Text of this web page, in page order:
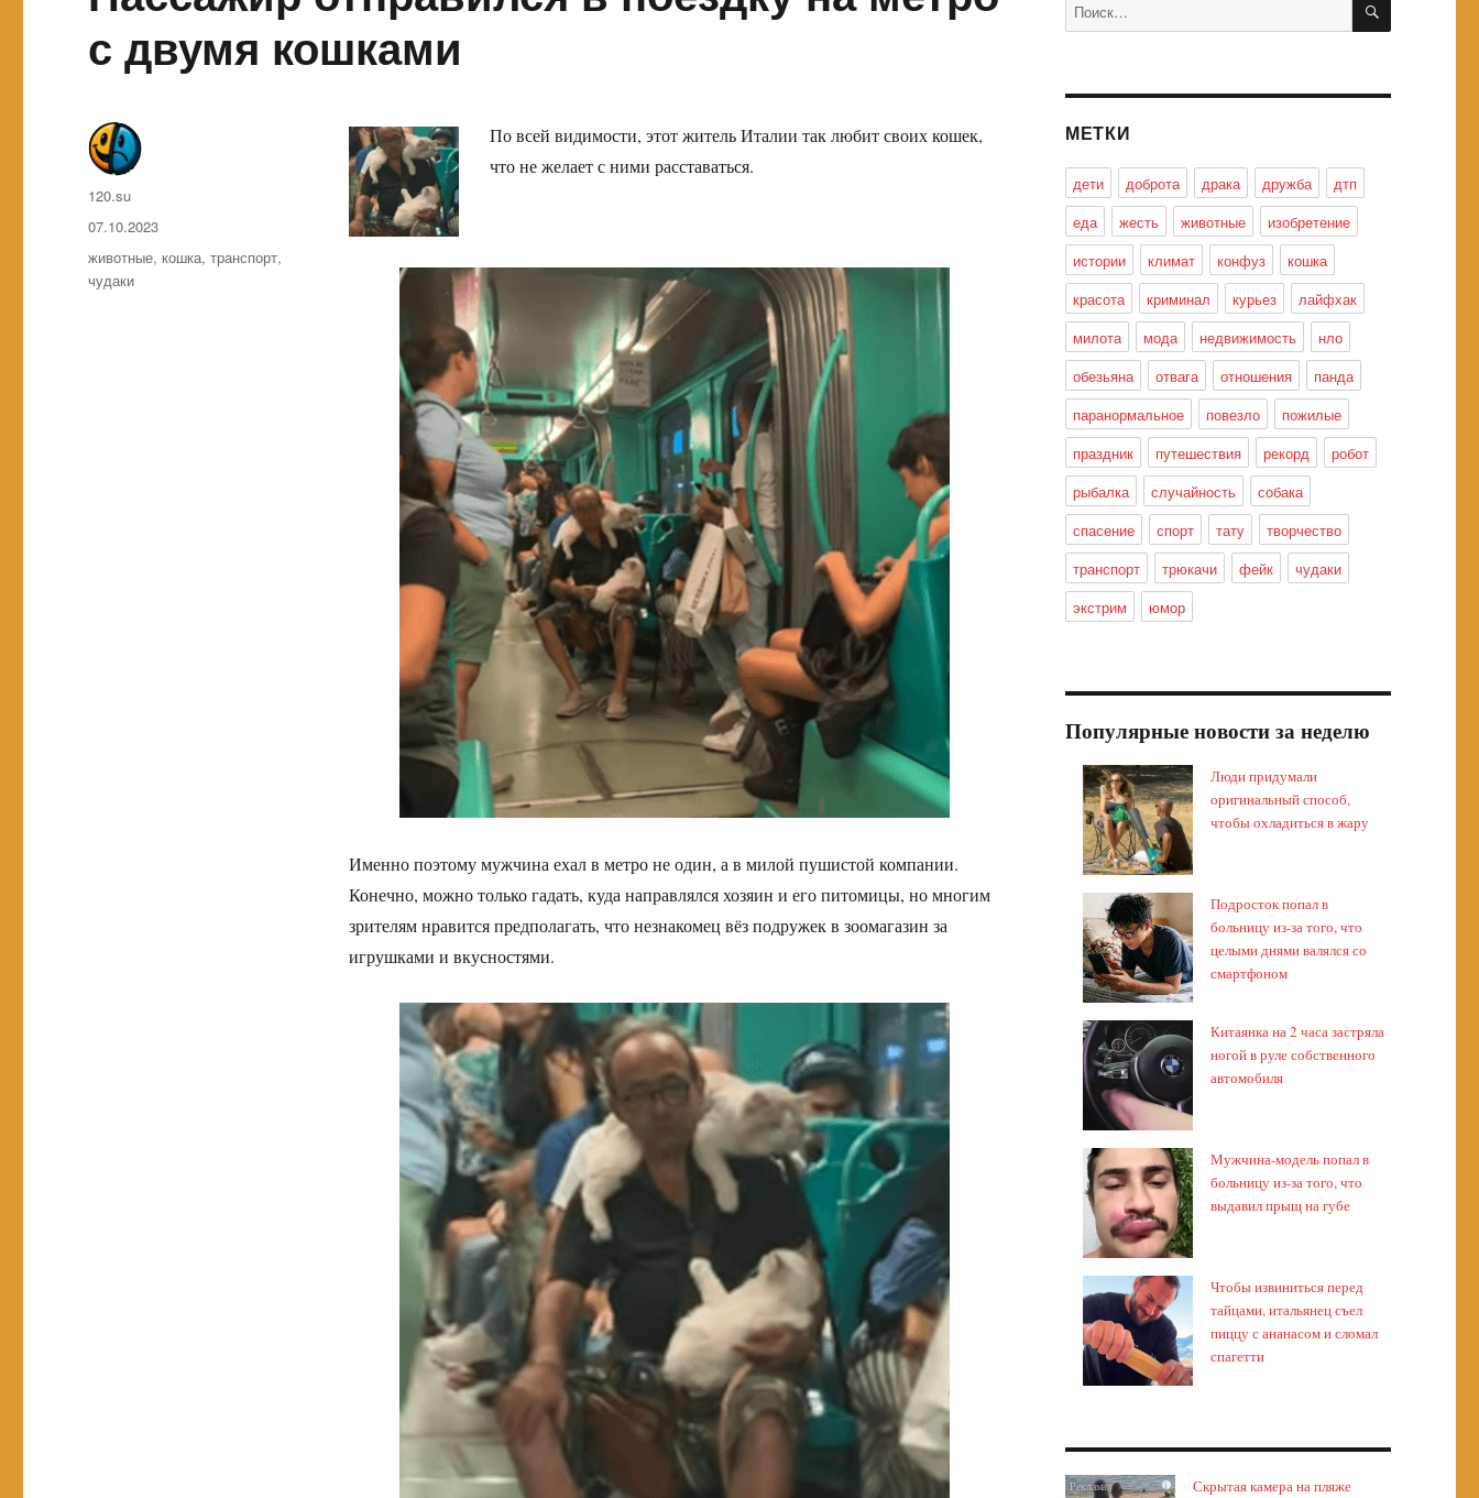
с двумя кошками
По всей видимости, этот житель Италии так любит своих кошек,
что не желает с ними расставаться.
Именно поэтому мужчина ехал в метро не один, а в милой пушистой компании.
Конечно, можно только гадать, куда направлялся хозяин и его питомицы, но многим
зрителям нравится предполагать, что незнакомец вёз подружек в зоомагазин за
игрушками и вкусностями.
Автор
120.su
Опубликовано
07.10.2023
Метки
животные, кошка,транспорт,
чудаки
МЕТКИ
дети доброта драка дружба
дтп
еда
жесть животные
изобретение
истории
климат конфуз
кошка
красота
криминал курьез
лайфхак
милота
мода недвижимость
нло
обезьяна
отвага отношения
панда
паранормальное
повезло
пожилые
праздник
путешествия рекорд
робот
рыбалка
случайность
собака
спасение
спорт тату
творчество
транспорт
трюкачи фейк
чудаки
экстрим
юмор
Популярные новости за неделю
Люди придумали
оригинальный способ,
чтобы охладиться в жару
Подросток попал в
больницу из-за того, что
целыми днями валялся со
смартфоном
Китаянка на 2 часа застряла
ногой в руле собственного
автомобиля
Мужчина-модель попал в
больницу из-за того, что
выдавил прыщ на губе
Чтобы извиниться перед
тайцами, итальянец съел
пиццу с ананасом и сломал
спагетти
i
Скрытая камера на пляже